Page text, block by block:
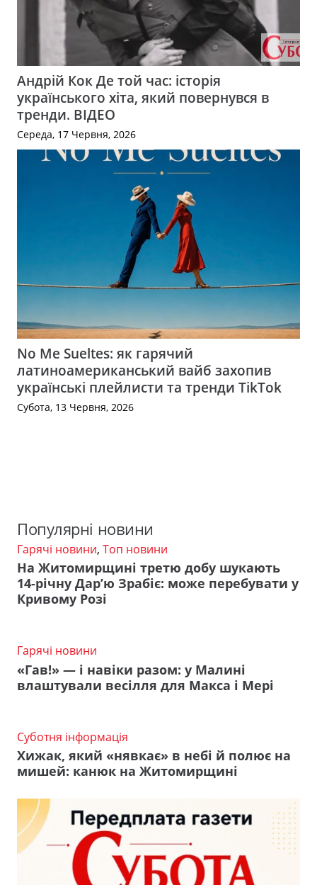
Андрій Кок Де той час: історія
українського хіта, який повернувся в
тренди. ВІДЕО
Середа, 17 Червня, 2026
No Me Sueltes: як гарячий
латиноамериканський вайб захопив
українські плейлисти та тренди TikTok
Субота, 13 Червня, 2026
Популярні новини
Гарячі новини, Топ новини
На Житомирщині третю добу шукають
14-річну Дар’ю Зрабіє: може перебувати у
Кривому Розі
Гарячі новини
«Гав!» — і навіки разом: у Малині
влаштували весілля для Макса і Мері
Суботня інформація
Хижак, який «нявкає» в небі й полює на
мишей: канюк на Житомирщині